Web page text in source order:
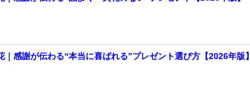
感謝が伝わる“本当に喜ばれる”プレゼント選び方【2026年版】